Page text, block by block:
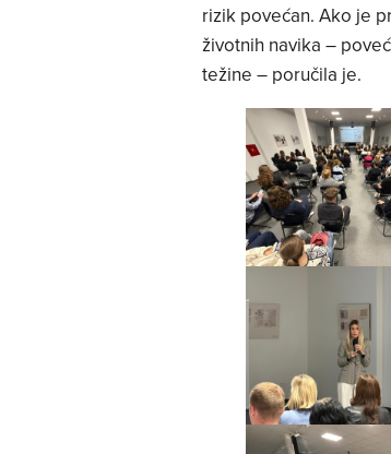
rizik povećan. Ako je
životnih navika –
težine – poručila je.